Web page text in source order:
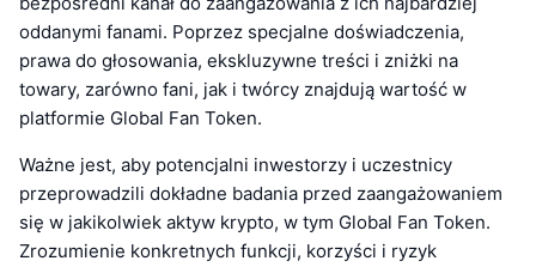
oddanymi fanami. Poprzez specjalne doświadczenia,
prawa do głosowania, ekskluzywne treści i zniżki na
towary, zarówno fani, jak i twórcy znajdują wartość w
platformie Global Fan Token.
Ważne jest, aby potencjalni inwestorzy i uczestnicy
przeprowadzili dokładne badania przed zaangażowaniem
się w jakikolwiek aktyw krypto, w tym Global Fan Token.
Zrozumienie konkretnych funkcji, korzyści i ryzyk